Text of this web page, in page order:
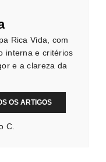
Rica Vida, com
interna e critérios
e a clareza da
OS ARTIGOS
C.